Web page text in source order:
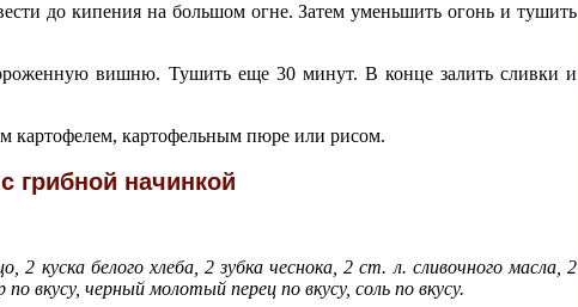
до кипения на большом огне. Затем уменьшить огонь и тушить
вишню. Тушить еще 30 минут. В конце залить сливки и
картофелем, картофельным пюре или рисом.
грибной начинкой
куска белого хлеба, 2 зубка чеснока, 2 ст. л. сливочного масла, 2
вкусу, черный молотый перец по вкусу, соль по вкусу.